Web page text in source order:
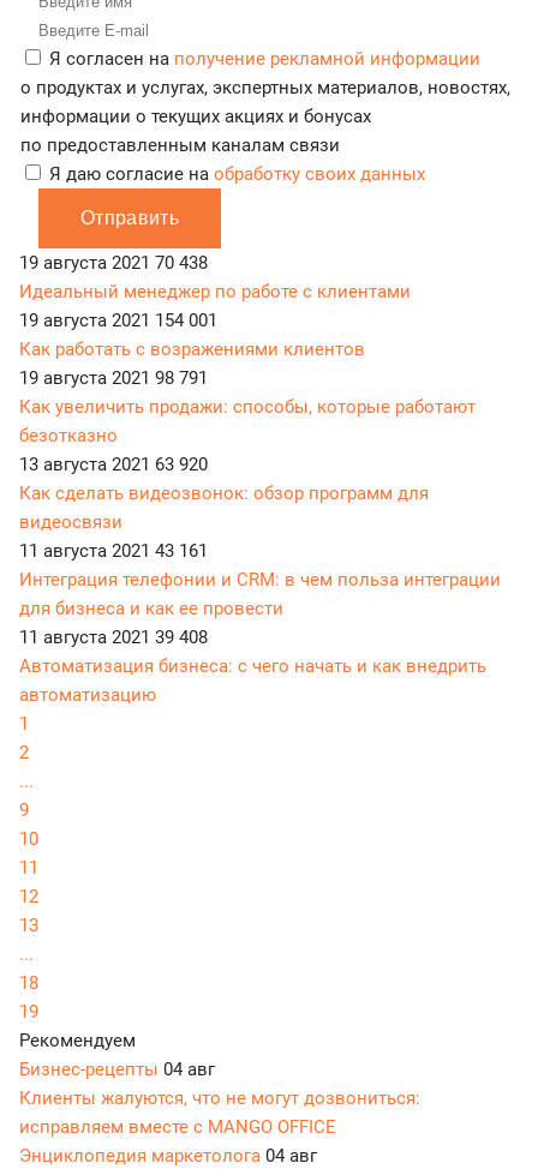
Я согласен на получение рекламной информации
о продуктах и услугах, экспертных материалов, новостях,
информации о текущих акциях и бонусах
по предоставленным каналам связи
Я даю согласие на обработку своих данных
Отправить
19 августа 2021 70 438
Идеальный менеджер по работе с клиентами
19 августа 2021 154 001
Как работать с возражениями клиентов
19 августа 2021 98 791
Как увеличить продажи: способы, которые работают
безотказно
13 августа 2021 63 920
Как сделать видеозвонок: обзор программ для
видеосвязи
11 августа 2021 43 161
Интеграция телефонии и CRM: в чем польза интеграции
для бизнеса и как ее провести
11 августа 2021 39 408
Автоматизация бизнеса: с чего начать и как внедрить
автоматизацию
1
2
...
9
10
11
12
13
...
18
19
Рекомендуем
Бизнес-рецепты 04 авг
Клиенты жалуются, что не могут дозвониться:
исправляем вместе с MANGO OFFICE
Энциклопедия маркетолога 04 авг